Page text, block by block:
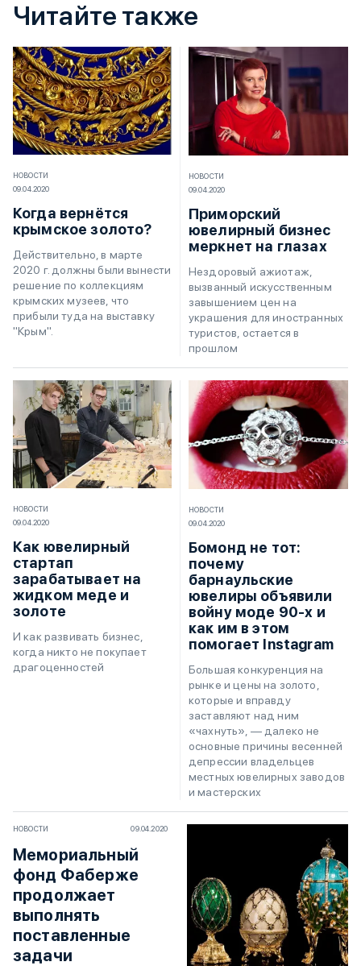
Читайте также
НОВОСТИ
09.04.2020
Когда вернётся
крымское золото?
Действительно, в марте
2020 г. должны были вынести
решение по коллекциям
крымских музеев, что
прибыли туда на выставку
"Крым".
НОВОСТИ
09.04.2020
Приморский
ювелирный бизнес
меркнет на глазах
Нездоровый ажиотаж,
вызванный искусственным
завышением цен на
украшения для иностранных
туристов, остается в
прошлом
НОВОСТИ
09.04.2020
Как ювелирный
стартап
зарабатывает на
жидком меде и
золоте
И как развивать бизнес,
когда никто не покупает
драгоценностей
НОВОСТИ
09.04.2020
Бомонд не тот:
почему
барнаульские
ювелиры объявили
войну моде 90-х и
как им в этом
помогает Instagram
Большая конкуренция на
рынке и цены на золото,
которые и вправду
заставляют над ним
«чахнуть», — далеко не
основные причины весенней
депрессии владельцев
местных ювелирных заводов
и мастерских
НОВОСТИ 09.04.2020
Мемориальный
фонд Фаберже
продолжает
выполнять
поставленные
задачи